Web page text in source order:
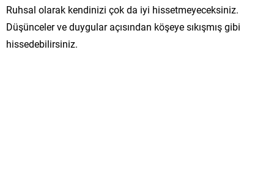
Ruhsal olarak kendinizi çok da iyi hissetmeyeceksiniz.
Düşünceler ve duygular açısından köşeye sıkışmış gibi
hissedebilirsiniz.